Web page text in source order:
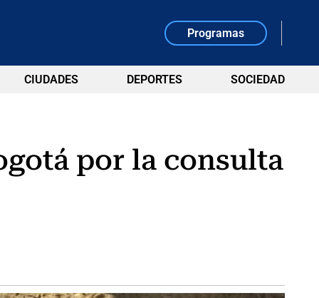
Programas
CIUDADES DEPORTES SOCIEDAD
por la consulta